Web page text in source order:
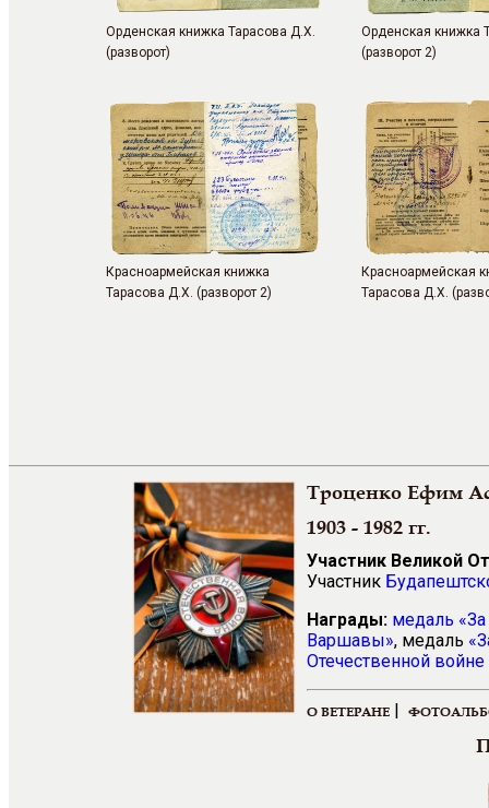
Орденская книжка Тарасова Д.Х.
(разворот)
Орденская книжка
(разворот 2)
Красноармейская книжка
Тарасова Д.Х. (разворот 2)
Красноармейская
Тарасова Д.Х.
Троценко Ефим
1903 - 1982 гг.
Участник Великой
Участник
Награды: медаль «За
Варшавы», медаль
Отечественной войне
О ВЕТЕРАНЕ |